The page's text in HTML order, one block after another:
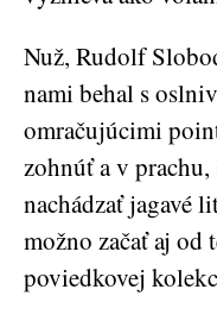
Nuž, Rudolf
nami behal s
omračujúcimi
zohnúť a v
nachádzať jagavé
možno začať aj od
poviedkovej